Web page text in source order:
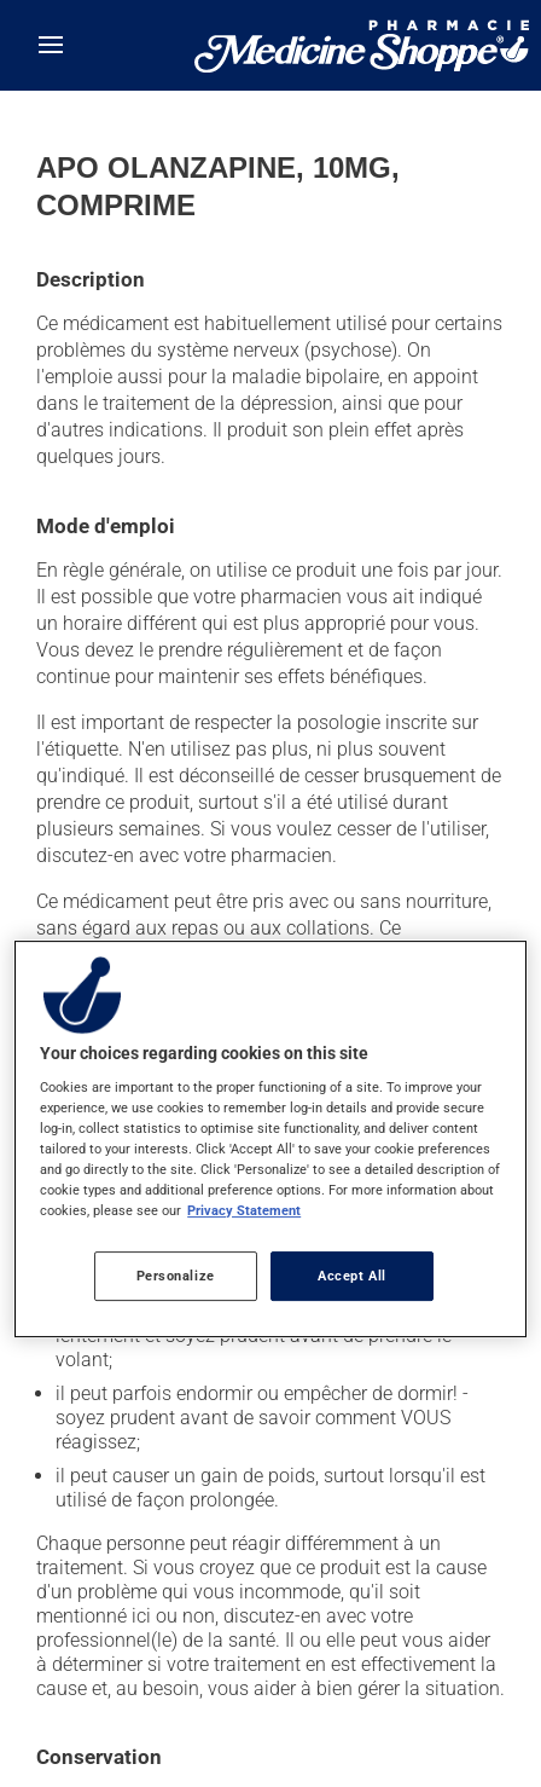
APO OLANZAPINE, 10MG,
COMPRIME
Description
Ce médicament est habituellement utilisé pour certains
problèmes du système nerveux (psychose). On
l'emploie aussi pour la maladie bipolaire, en appoint
dans le traitement de la dépression, ainsi que pour
d'autres indications. Il produit son plein effet après
quelques jours.
Mode d'emploi
En règle générale, on utilise ce produit une fois par jour.
Il est possible que votre pharmacien vous ait indiqué
un horaire différent qui est plus approprié pour vous.
Vous devez le prendre régulièrement et de façon
continue pour maintenir ses effets bénéfiques.
Il est important de respecter la posologie inscrite sur
l'étiquette. N'en utilisez pas plus, ni plus souvent
qu'indiqué. Il est déconseillé de cesser brusquement de
prendre ce produit, surtout s'il a été utilisé durant
plusieurs semaines. Si vous voulez cesser de l'utiliser,
discutez-en avec votre pharmacien.
Ce médicament peut être pris avec ou sans nourriture,
sans égard aux repas ou aux collations. Ce
médicament peut augmenter les effets de l'alcool.
Limitez la consommation d'alcool à une prise
occasionnelle.
Effets indésirables
En plus de ses effets recherchés, ce produit peut à
l'occasion entraîner certains effets indésirables (effets
secondaires), notamment :
il peut causer des maux de tête;
il peut causer de la constipation - pour la prévenir,
buvez beaucoup, prenez plus de fibres alimentaires;
lentement et soyez prudent avant de prendre le
volant;
il peut parfois endormir ou empêcher de dormir! -
soyez prudent avant de savoir comment VOUS
réagissez;
il peut causer un gain de poids, surtout lorsqu'il est
utilisé de façon prolongée.
Chaque personne peut réagir différemment à un
traitement. Si vous croyez que ce produit est la cause
d'un problème qui vous incommode, qu'il soit
mentionné ici ou non, discutez-en avec votre
professionnel(le) de la santé. Il ou elle peut vous aider
à déterminer si votre traitement en est effectivement la
cause et, au besoin, vous aider à bien gérer la situation.
Conservation
Your choices regarding cookies on this site
Cookies are important to the proper functioning of a site. To improve your
experience, we use cookies to remember log-in details and provide secure
log-in, collect statistics to optimise site functionality, and deliver content
tailored to your interests. Click 'Accept All' to save your cookie preferences
and go directly to the site. Click 'Personalize' to see a detailed description of
cookie types and additional preference options. For more information about
cookies, please see our Privacy Statement
Personalize Accept All